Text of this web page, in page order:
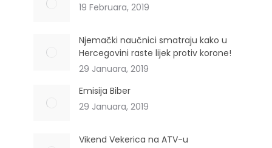
19 Februara, 2019
Njemački naučnici smatraju kako u
Hercegovini raste lijek protiv korone!
29 Januara, 2019
Emisija Biber
29 Januara, 2019
Vikend Vekerica na ATV-u